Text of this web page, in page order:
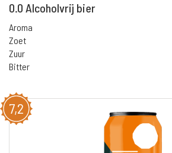
0.0 Alcoholvrij bier
Aroma
Zoet
Zuur
Bitter
7,2